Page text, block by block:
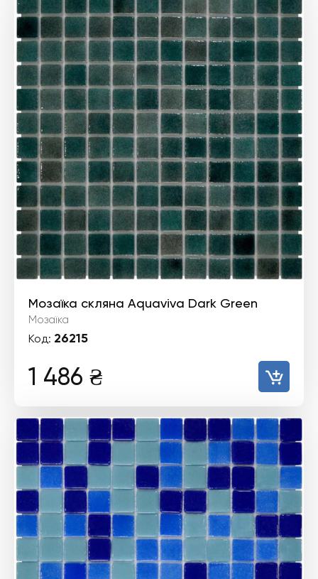
Мозаїка скляна Aquaviva Dark Green
Мозаїка
Код: 26215
1 486 ₴